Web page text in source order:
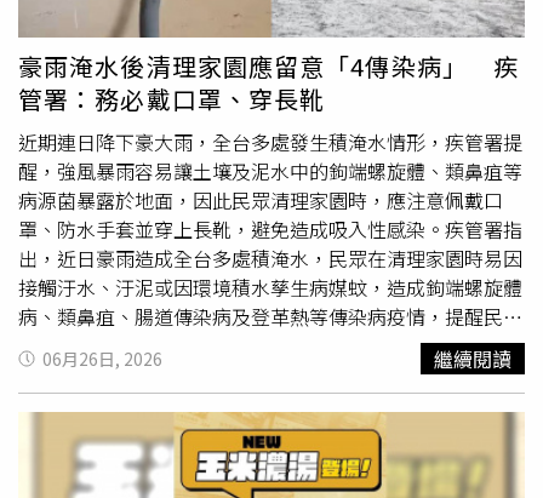
乾淨後再使用；並請依「濕、搓、沖、捧、擦」的步驟正確
洗手。雨後巡倒清刷 防堵登革熱孳生源疾管署提醒，國內
今(2026)年已出現登革熱本土病例，加以近日高溫持續且雨
後環境有利病媒蚊孳生，籲請民眾雨後主動巡檢居家環境，
落實「巡、倒、清、刷」，仔細巡視戶內外是否有積水容
器，將積水倒掉並將不必要的容器清除回收，若有大型廢棄
容器，可連絡清潔隊協助清運，必須留下的容器也要仔細刷
洗去除蟲卵後，妥善收拾晾乾並予以倒置。如有出現發燒、
頭痛、腹瀉、噁心嘔吐、後眼窩痛、肌肉關節痛、出疹等登
革熱疑似症狀，請儘速就醫並主動告知活動史，以利醫師及
早診斷及通報。【延伸閱讀】雨後清理家園防傳染病 疾管
署籲：防疫三保「裝備、飲食、清潔」大雨積水恐釀疫
情！ 「這樣做」防鉤端螺旋體、類鼻疽與登革熱
https://www.healthnews.com.tw/readnews.php?
id=68937
豪雨淹水後清理家園應留意「4傳染病」 疾
管署：務必戴口罩、穿長靴
近期連日降下豪大雨，全台多處發生積淹水情形，疾管署提
醒，強風暴雨容易讓土壤及泥水中的鉤端螺旋體、類鼻疽等
病源菌暴露於地面，因此民眾清理家園時，應注意佩戴口
罩、防水手套並穿上長靴，避免造成吸入性感染。疾管署指
出，近日豪雨造成全台多處積淹水，民眾在清理家園時易因
接觸汙水、汙泥或因環境積水孳生病媒蚊，造成鉤端螺旋體
病、類鼻疽、腸道傳染病及登革熱等傳染病疫情，提醒民眾
務必落實「裝備要齊全、飲食要注意、清除孳生源」防疫3
步驟，遠離傳染病。疾管署說明，由於強風暴雨易使土壤及
泥水中的鉤端螺旋體、類鼻疽等病源菌暴露於地面並更易傳
播，除了接觸傳播外尚可能造成吸入性感染，請民眾清理家
園時除佩戴防水手套及長靴外，也要佩戴口罩，避免吸入受
汙染的塵土或水滴。疾管署提到，如果是糖尿病、肺病、肝
06月26日, 2026 繼續閱讀